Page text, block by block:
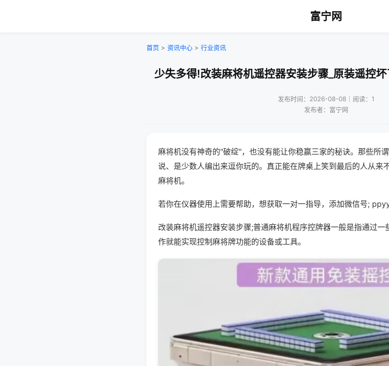
富宁网
首页 > 资讯中心 > 行业资讯
少失多得!改装麻将机遥控器安装步骤_原装遥控
发布时间：2026-08-08｜阅读：1
发布者：富宁网
麻将机没有神奇的"破绽"，也没有能让你稳赢三家的秘诀。那些所
说、是少数人编出来逗你玩的。真正能在牌桌上笑到最后的人从来
麻将机。
若你在仪器使用上需要帮助，想获取一对一指导，添加微信号;
改装麻将机遥控器安装步骤;普通麻将机程序控牌器一般是指通过
作就能实现控制麻将牌功能的设备或工具。